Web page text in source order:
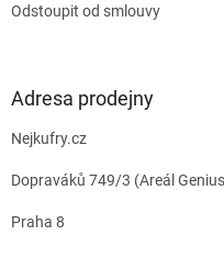
Odstoupit od smlouvy
Adresa prodejny
Nejkufry.cz
Dopraváků 749/3 (Areál
Praha 8